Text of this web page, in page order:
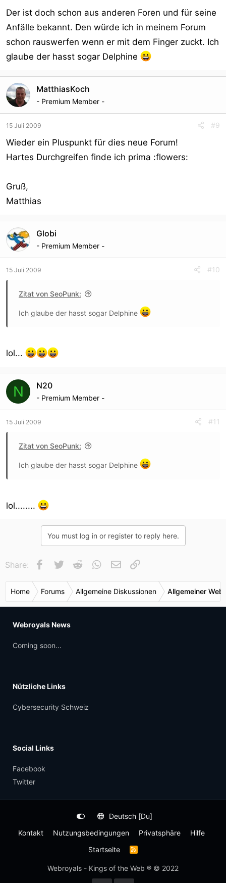
Der ist doch schon aus anderen Foren und für seine
Anfälle bekannt. Den würde ich in meinem Forum
schon rauswerfen wenn er mit dem Finger zuckt. Ich
glaube der hasst sogar Delphine
MatthiasKoch
- Premium Member -
15 Juli 2009 #9
Wieder ein Pluspunkt für dies neue Forum!
Hartes Durchgreifen finde ich prima :flowers:
Gruß,
Matthias
Globi
- Premium Member -
15 Juli 2009 #10
Zitat von SeoPunk:
Ich glaube der hasst sogar Delphine
lol...
N N20
- Premium Member -
15 Juli 2009 #11
Zitat von SeoPunk:
Ich glaube der hasst sogar Delphine
lol........
You must log in or register to reply here.
Share: Facebook
Twitter Reddit WhatsApp
E-Mail
Home Forums Allgemeine Diskussionen Allgemeiner
Webroyals News
Coming soon...
Nützliche Links
Cybersecurity Schweiz
Social Links
Facebook
Twitter
Deutsch [Du]
Kontakt
Nutzungsbedingungen Privatsphäre
Hilfe
Startseite
R
S
-
Webroyals - Kings of the Web ® © 2022